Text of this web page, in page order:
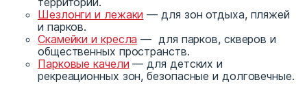
Шезлонги и лежаки — для зон отдыха, пляжей
и парков.
Скамейки и кресла — для парков, скверов и
общественных пространств.
Парковые качели — для детских и
рекреационных зон, безопасные и долговечные.